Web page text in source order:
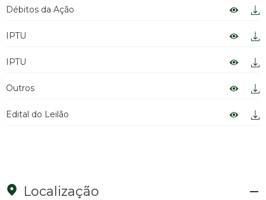
Débitos da Ação
IPTU
IPTU
Outros
Edital do Leilão
Localização